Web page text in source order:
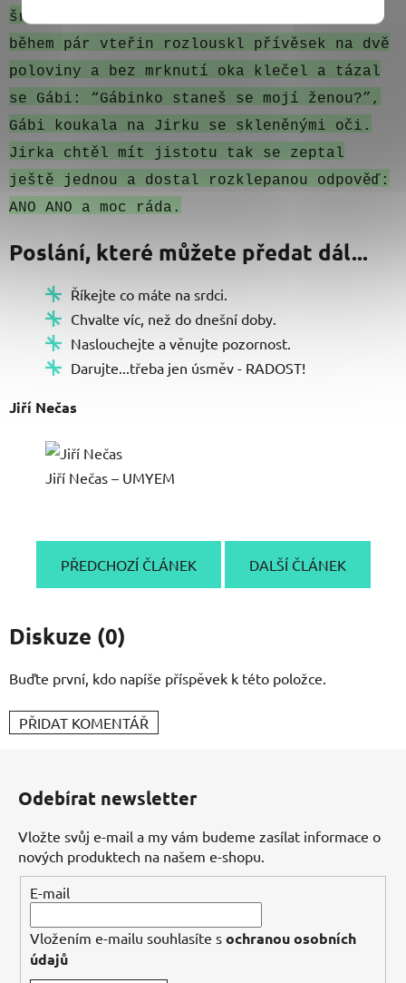
šroubovák ovládal s jemnou přesností a
během pár vteřin rozlouskl přívěsek na dvě
poloviny a bez mrknutí oka klečel a tázal
se Gábi: “Gábinko staneš se mojí ženou?”,
Gábi koukala na Jirku se skleněnými oči.
Jirka chtěl mít jistotu tak se zeptal
ještě jednou a dostal rozklepanou odpověď:
ANO ANO a moc ráda.
Poslání, které můžete předat dál...
Říkejte co máte na srdci.
Chvalte víc, než do dnešní doby.
Naslouchejte a věnujte pozornost.
Darujte...třeba jen úsměv - RADOST!
Jiří Nečas
Jiří Nečas – UMYEM
PŘEDCHOZÍ ČLÁNEK DALŠÍ ČLÁNEK
Diskuze (0)
Buďte první, kdo napíše příspěvek k této položce.
PŘIDAT KOMENTÁŘ
Odebírat newsletter
Vložte svůj e-mail a my vám budeme zasílat informace o
nových produktech na našem e-shopu.
E-mail
Vložením e-mailu souhlasíte s ochranou osobních
údajů